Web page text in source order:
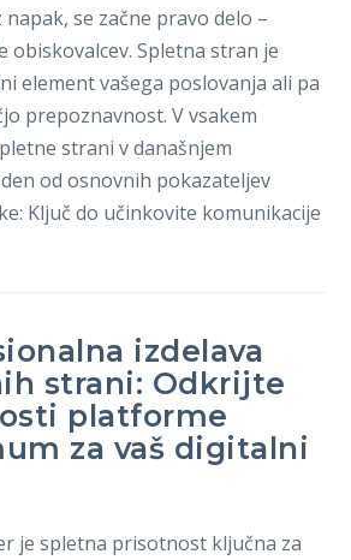
se začne pravo delo –
obiskovalcev. Spletna stran je
element vašega poslovanja ali pa
prepoznavnost. V vsakem
strani v današnjem
od osnovnih pokazateljev
Ključ do učinkovite komunikacije
izdelava
strani: Odkrijte
platforme
za vaš digitalni
je spletna prisotnost ključna za